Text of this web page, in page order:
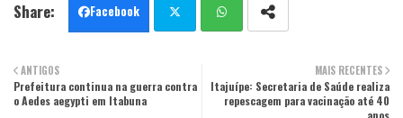
Facebook
ter tsa
MAIS RECENTES
Itajuípe: Secretaria de Saúde realiza
repescagem para vacinação até 40
anos
ANTIGOS
Prefeitura continua na guerra contra
o Aedes aegypti em Itabuna